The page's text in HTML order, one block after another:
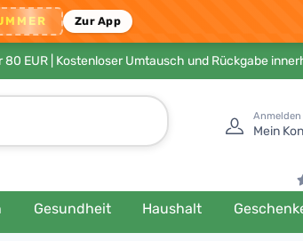
Zur App
80 EUR | Kostenloser Umtausch und Rückgabe
Anmelden
Mein
Gesundheit Haushalt